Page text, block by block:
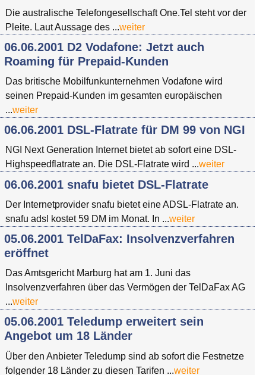
Die australische Telefongesellschaft One.Tel steht vor der
Pleite. Laut Aussage des ...weiter
06.06.2001 D2 Vodafone: Jetzt auch
Roaming für Prepaid-Kunden
Das britische Mobilfunkunternehmen Vodafone wird
seinen Prepaid-Kunden im gesamten europäischen
...weiter
06.06.2001 DSL-Flatrate für DM 99 von NGI
NGI Next Generation Internet bietet ab sofort eine DSL-
Highspeedflatrate an. Die DSL-Flatrate wird ...weiter
06.06.2001 snafu bietet DSL-Flatrate
Der Internetprovider snafu bietet eine ADSL-Flatrate an.
snafu adsl kostet 59 DM im Monat. In ...weiter
05.06.2001 TelDaFax: Insolvenzverfahren
eröffnet
Das Amtsgericht Marburg hat am 1. Juni das
Insolvenzverfahren über das Vermögen der TelDaFax AG
...weiter
05.06.2001 Teledump erweitert sein
Angebot um 18 Länder
Über den Anbieter Teledump sind ab sofort die Festnetze
folgender 18 Länder zu diesen Tarifen ...weiter